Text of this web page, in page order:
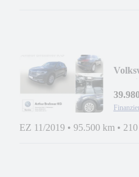
EZ 11/2019 • 95.500 km •